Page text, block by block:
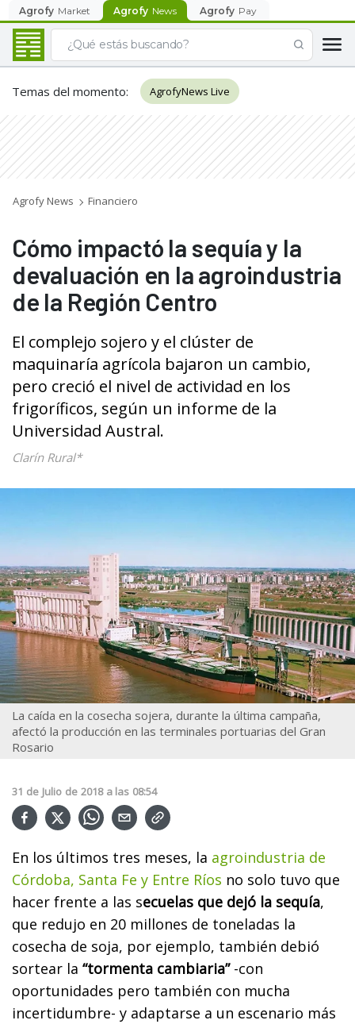
Agrofy Market Agrofy News Agrofy Pay
Temas del momento: AgrofyNews Live
Agrofy News Financiero
Cómo impactó la sequía y la
devaluación en la agroindustria
de la Región Centro
El complejo sojero y el clúster de
maquinaría agrícola bajaron un cambio,
pero creció el nivel de actividad en los
frigoríficos, según un informe de la
Universidad Austral.
Clarín Rural*
La caída en la cosecha sojera, durante la última campaña,
afectó la producción en las terminales portuarias del Gran
Rosario
31 de Julio de 2018 a las 08:54
En los últimos tres meses, la agroindustria de
Córdoba, Santa Fe y Entre Ríos no solo tuvo que
hacer frente a las secuelas que dejó la sequía,
que redujo en 20 millones de toneladas la
cosecha de soja, por ejemplo, también debió
sortear la “tormenta cambiaria”-con
oportunidades pero también con mucha
incertidumbre- y adaptarse a un escenario más